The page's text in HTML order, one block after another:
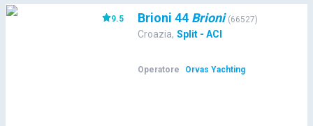
9.5 Brioni 44 Brioni (66527)
Croazia, Split - ACI
Operatore Orvas Yachting